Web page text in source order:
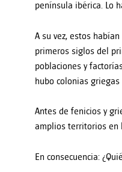
península ibérica. Lo
A su vez, estos
primeros siglos del
poblaciones y
hubo colonias
Antes de fenicios y
amplios territorios en
En consecuencia: